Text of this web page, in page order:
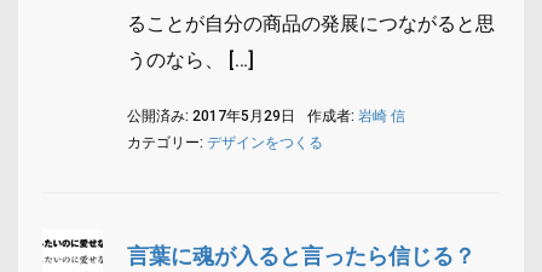
ることが自分の商品の発展につながると思
うのなら、 […]
公開済み: 2017年5月29日 作成者: 岩崎 信
カテゴリー: デザインをつくる
言葉に魂が入ると言ったら信じる？